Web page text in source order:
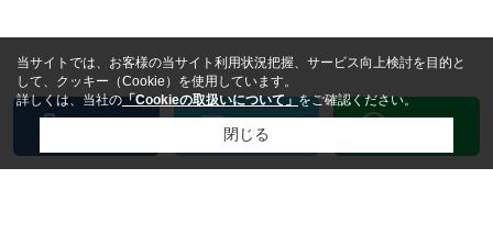
電話 メール LINE
当サイトでは、お客様の当サイト利用状況把握、サービス向上検討を目的と
して、クッキー（Cookie）を使用しています。
詳しくは、当社の「Cookieの取扱いについて」をご確認ください。
閉じる